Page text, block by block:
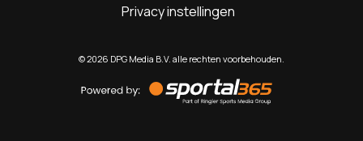
Privacy instellingen
©2026 DPG Media B.V. alle rechten voorbehouden.
by
Sportal365